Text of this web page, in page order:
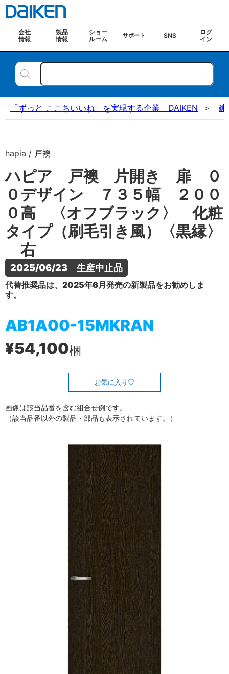
会社
情報
製品
情報
ショー
ルーム
サポート SNS
ログ
イン
「ずっと ここちいいね」を実現する企業 DAIKEN 建
hapia / 戸襖
ハピア 戸襖 片開き 扉 ０
０デザイン ７３５幅 ２００
０高 〈オフブラック〉 化粧
タイプ（刷毛引き風）〈黒縁〉
右
2025/06/23　生産中止品
代替推奨品は、2025年6月発売の新製品をお勧めしま
す。
AB1A00-15MKRAN
¥54,100梱
お気に入り
画像は該当品番を含む組合せ例です。
（該当品番以外の製品・部品も表示されています。）